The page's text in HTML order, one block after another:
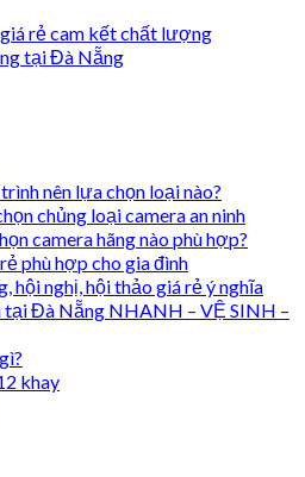
rẻ cam kết chất lượng
tại Đà Nẵng
nên lựa chọn loại nào?
chủng loại camera an ninh
camera hãng nào phù hợp?
phù hợp cho gia đình
hội nghị, hội thảo giá rẻ ý nghĩa
tại Đà Nẵng NHANH – VỆ SINH –
khay